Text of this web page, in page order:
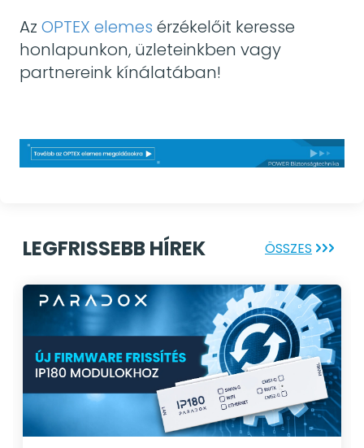
Az OPTEX elemes érzékelőit keresse
honlapunkon, üzleteinkben vagy
partnereink kínálatában!
LEGFRISSEBB HÍREK ÖSSZES